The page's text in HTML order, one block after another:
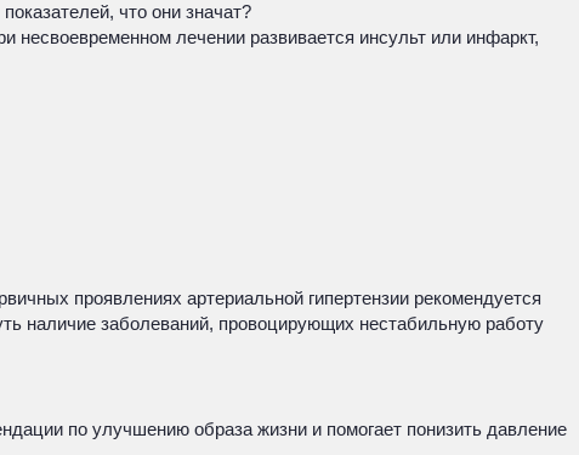
что они значат?
лечении развивается инсульт или инфаркт,
проявлениях артериальной гипертензии рекомендуется
наличие заболеваний, провоцирующих нестабильную работу
по улучшению образа жизни и помогает понизить давление